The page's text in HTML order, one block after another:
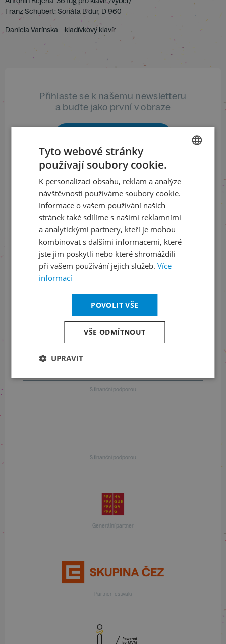
Franz Schubert: Sonáta B dur, D 960
Daniela Varínska – kladívkový klavír
Přihlaste se k našemu newsletteru
a buďte jako první v obraze
Sledujte nás na sociálních sítích
LinkedInflickr
Informace o stavu objednávek
+420 461 049 232
Informace o programu
+420 257 310 414
S finanční podporou
S finanční podporou
Generální partner
Partner festivalu
ENGLISH
Tyto webové stránky
používají soubory cookie.
K personalizaci obsahu, reklam a analýze
návštěvnosti používáme soubory cookie.
Informace o vašem používání našich
stránek také sdílíme s našimi reklamními
a analytickými partnery, kteří je mohou
kombinovat s dalšími informacemi, které
jste jim poskytli nebo které shromáždili
při vašem používání jejich služeb. Více
informací
POVOLIT VŠE
VŠE ODMÍTNOUT
UPRAVIT